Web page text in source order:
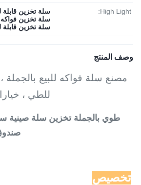
High Light: سلة تخزين قابلة
سلة تخزين فواكه
سلة تخزين قابلة
وصف المنتج
مصنع سلة فواكه للبيع بالجملة
للطي ،
طوي بالجملة تخزين سلة صينية
تخصيص